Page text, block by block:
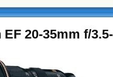
EF 20-35mm f/